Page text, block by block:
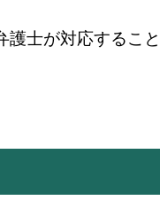
士が対応するこ